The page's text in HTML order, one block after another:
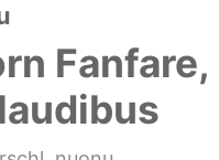
Fanfare,